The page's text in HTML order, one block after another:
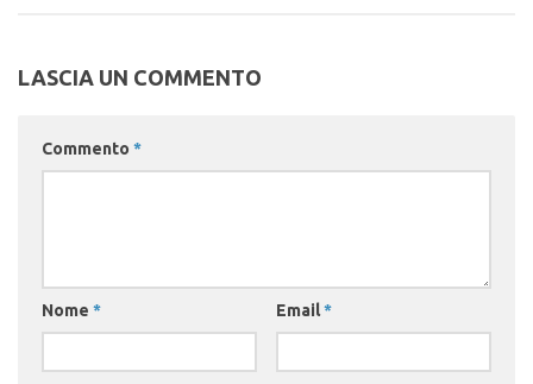
LASCIA UN COMMENTO
Commento *
Nome * Email*